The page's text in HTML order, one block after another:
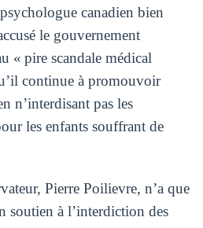
canadien bien
le gouvernement
« pire scandale médical
continue à promouvoir
n’interdisant pas les
les enfants souffrant de
Pierre Poilievre, n’a que
soutien à l’interdiction des